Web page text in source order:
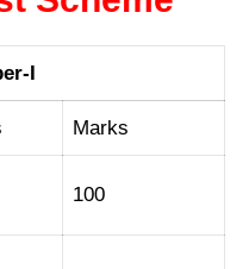
I
Marks
100